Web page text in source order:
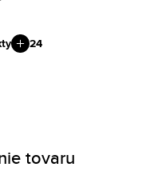
24
tovaru